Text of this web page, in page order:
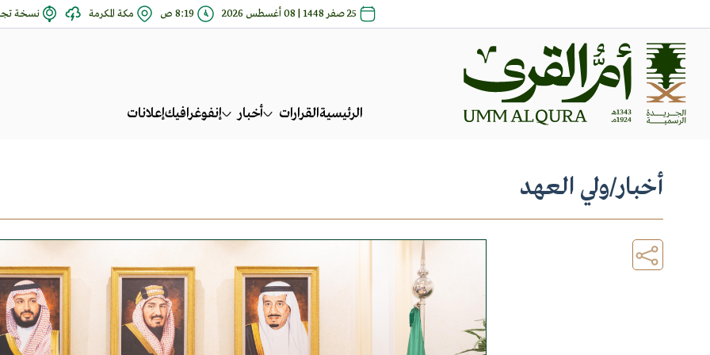
25 صفر 1448 | 08 أغسطس 2026 8:19 ص مكة المكرمة نسخة
الرئيسيةالقرارات أخبار إنفوغرافيكإعلانات
أخبار/ولي العهد